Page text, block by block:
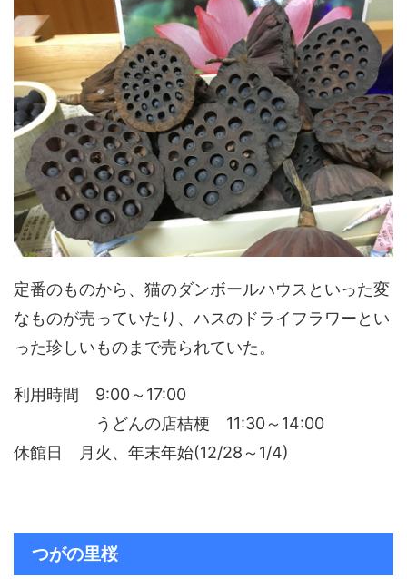
定番のものから、猫のダンボールハウスといった変
なものが売っていたり、ハスのドライフラワーとい
った珍しいものまで売られていた。
利用時間 9:00～17:00
うどんの店桔梗 11:30～14:00
休館日 月火、年末年始(12/28～1/4)
つがの里桜